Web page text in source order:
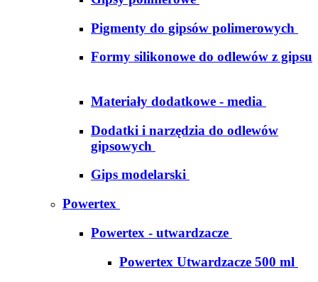
Pigmenty do gipsów polimerowych
Formy silikonowe do odlewów z gipsu
Materiały dodatkowe - media
Dodatki i narzędzia do odlewów
gipsowych
Gips modelarski
Powertex
Powertex - utwardzacze
Powertex Utwardzacze 500 ml